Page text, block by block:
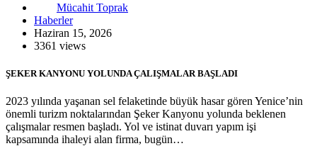
Mücahit Toprak
Haberler
Haziran 15, 2026
3361 views
ŞEKER KANYONU YOLUNDA ÇALIŞMALAR BAŞLADI
2023 yılında yaşanan sel felaketinde büyük hasar gören Yenice’nin
önemli turizm noktalarından Şeker Kanyonu yolunda beklenen
çalışmalar resmen başladı. Yol ve istinat duvarı yapım işi
kapsamında ihaleyi alan firma, bugün…